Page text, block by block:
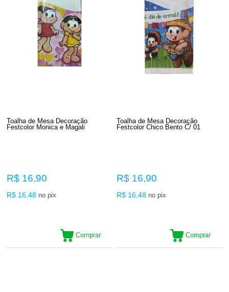
Toalha de Mesa Decoração
Festcolor Monica e Magali
R$ 16,90
R$ 16,48 no pix
Comprar
Toalha de Mesa Decoração
Festcolor Chico Bento C/ 01
R$ 16,90
R$ 16,48 no pix
Comprar